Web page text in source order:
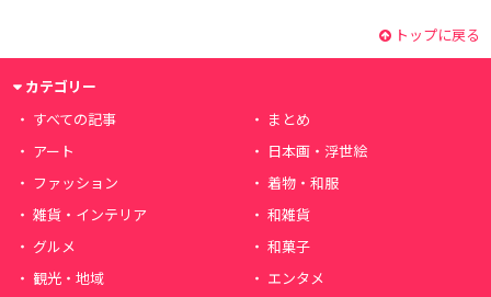
トップに戻る
カテゴリー
すべての記事
まとめ
アート
日本画・浮世絵
ファッション
着物・和服
雑貨・インテリア
和雑貨
グルメ
和菓子
観光・地域
エンタメ